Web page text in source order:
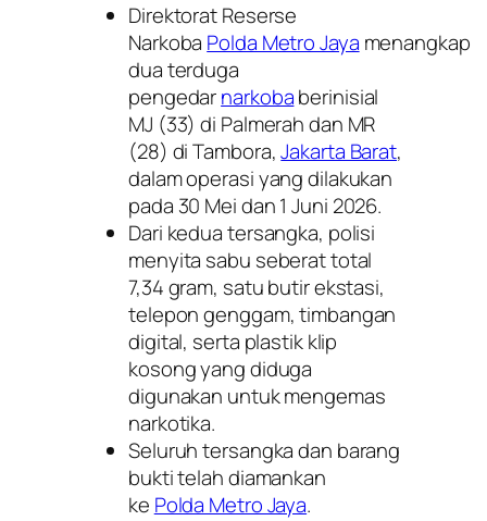
Direktorat Reserse
Narkoba Polda Metro Jaya menangkap
dua terduga
pengedarnarkobaberinisial
MJ (33) di Palmerah dan MR
(28) di Tambora,Jakarta Barat,
dalam operasi yang dilakukan
pada 30 Mei dan 1 Juni 2026.
Dari kedua tersangka, polisi
menyita sabu seberat total
7,34 gram, satu butir ekstasi,
telepon genggam, timbangan
digital, serta plastik klip
kosong yang diduga
digunakan untuk mengemas
narkotika.
Seluruh tersangka dan barang
bukti telah diamankan
ke Polda Metro Jaya.